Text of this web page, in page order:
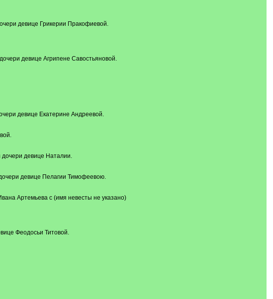
девице Грикерии Пракофиевой.
девице Агрипене Савостьяновой.
девице Екатерине Андреевой.
дочери девице Наталии.
девице Пелагии Тимофеевою.
Артемьева с (имя невесты не указано)
Феодосьи Титовой.